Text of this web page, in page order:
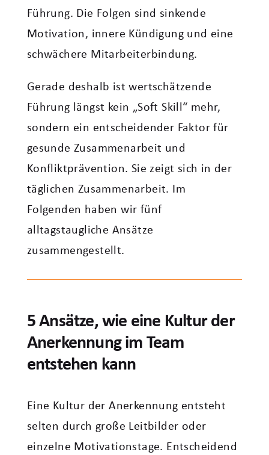
Führung. Die Folgen sind sinkende
Motivation, innere Kündigung und eine
schwächere Mitarbeiterbindung.
Gerade deshalb ist wertschätzende
Führung längst kein „Soft Skill“ mehr,
sondern ein entscheidender Faktor für
gesunde Zusammenarbeit und
Konfliktprävention. Sie zeigt sich in der
täglichen Zusammenarbeit. Im
Folgenden haben wir fünf
alltagstaugliche Ansätze
zusammengestellt.
5 Ansätze, wie eine Kultur der
Anerkennung im Team
entstehen kann
Eine Kultur der Anerkennung entsteht
selten durch große Leitbilder oder
einzelne Motivationstage. Entscheidend